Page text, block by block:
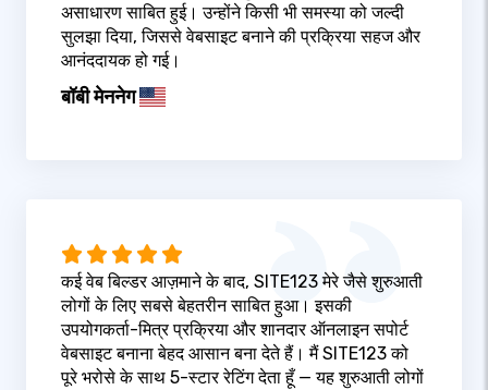
असाधारण साबित हुई। उन्होंने किसी भी समस्या को जल्दी
सुलझा दिया, जिससे वेबसाइट बनाने की प्रक्रिया सहज और
आनंददायक हो गई।
बॉबी मेननेग
कई वेब बिल्डर आज़माने के बाद, SITE123 मेरे जैसे शुरुआती
लोगों के लिए सबसे बेहतरीन साबित हुआ। इसकी
उपयोगकर्ता-मित्र प्रक्रिया और शानदार ऑनलाइन सपोर्ट
वेबसाइट बनाना बेहद आसान बना देते हैं। मैं SITE123 को
पूरे भरोसे के साथ 5-स्टार रेटिंग देता हूँ — यह शुरुआती लोगों